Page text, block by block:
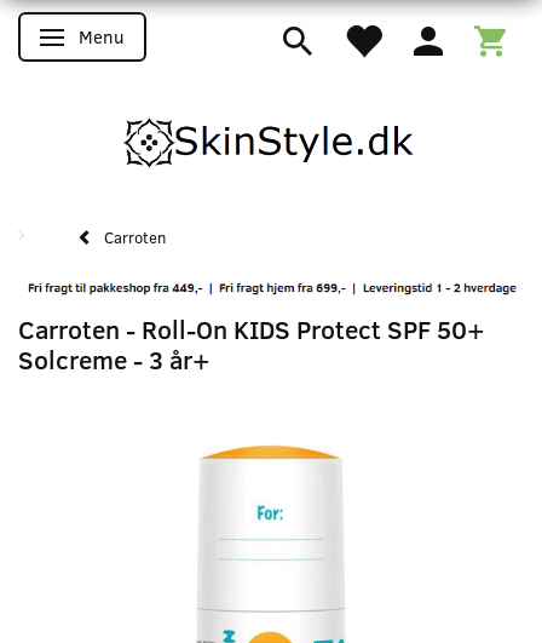
Skifte navigation
Menu
Carroten
Carroten - Roll-On KIDS Protect SPF 50+
Solcreme - 3 år+